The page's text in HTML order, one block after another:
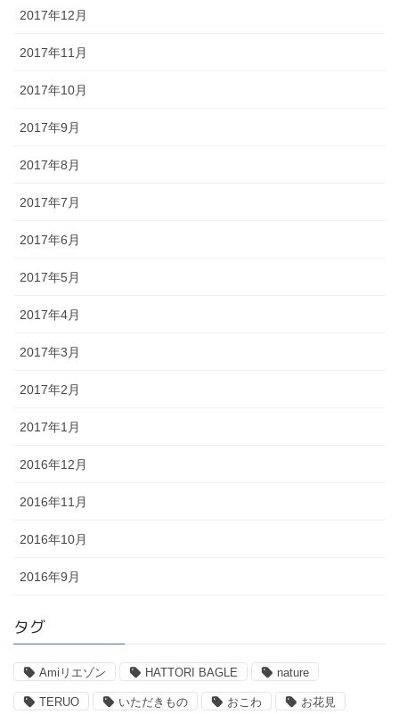
2017年12月
2017年11月
2017年10月
2017年9月
2017年8月
2017年7月
2017年6月
2017年5月
2017年4月
2017年3月
2017年2月
2017年1月
2016年12月
2016年11月
2016年10月
2016年9月
タグ
Amiリエゾン HATTORI BAGLE nature
TERUO いただきもの おこわ お花見